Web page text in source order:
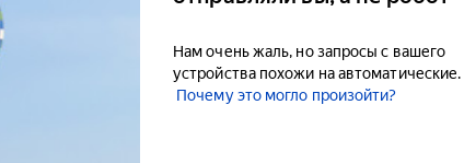
Нам очень жаль, но запросы с вашего
устройства похожи на автоматические.
Почему это могло произойти?